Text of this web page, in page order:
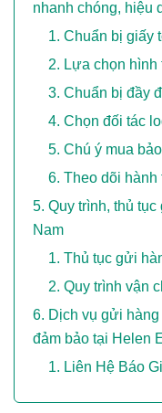
nhanh chóng, hiệu
Chuẩn bị giấy
Lựa chọn
Chuẩn bị đầy
Chọn đối tác
Chú ý mua
Theo dõi hành
Quy trình, thủ
Nam
Thủ tục gửi
Quy trình vận
Dịch vụ gửi
đảm bảo tại Helen
Liên Hệ Báo